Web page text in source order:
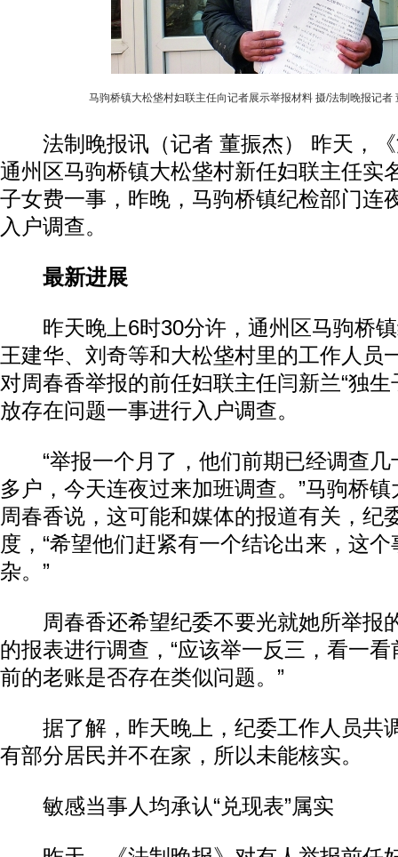
马驹桥镇大松垡村妇联主任向记者展示举报材料 摄/法制晚报记者
法制晚报讯（记者 董振杰） 昨天，《
通州区马驹桥镇大松垡村新任妇联主任实
子女费一事，昨晚，马驹桥镇纪检部门连
入户调查。
最新进展
昨天晚上6时30分许，通州区马驹桥镇
王建华、刘奇等和大松垡村里的工作人员
对周春香举报的前任妇联主任闫新兰“独生
放存在问题一事进行入户调查。
“举报一个月了，他们前期已经调查几
多户，今天连夜过来加班调查。”马驹桥
周春香说，这可能和媒体的报道有关，纪
度，“希望他们赶紧有一个结论出来，这
杂。”
周春香还希望纪委不要光就她所举报
的报表进行调查，“应该举一反三，看一
前的老账是否存在类似问题。”
据了解，昨天晚上，纪委工作人员共
有部分居民并不在家，所以未能核实。
敏感当事人均承认“兑现表”属实